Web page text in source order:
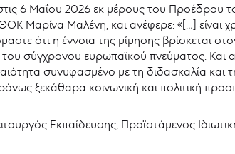
6 Μαΐου 2026 εκ μέρους του
Μαρίνα Μαλένη, και ανέφερε: «[…] είναι
ότι η έννοια της μίμησης βρίσκεται
του σύγχρονου ευρωπαϊκού πνεύματος.
συνυφασμένο με τη διδασκαλία
ξεκάθαρα κοινωνική και πολιτική
Εκπαίδευσης, Προϊστάμενος